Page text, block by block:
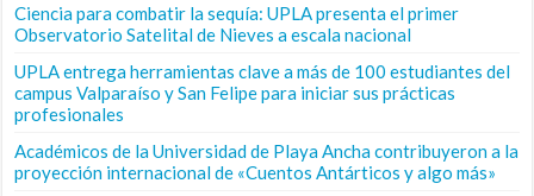
Ciencia para combatir la sequía: UPLA presenta el primer
Observatorio Satelital de Nieves a escala nacional
UPLA entrega herramientas clave a más de 100 estudiantes del
campus Valparaíso y San Felipe para iniciar sus prácticas
profesionales
Académicos de la Universidad de Playa Ancha contribuyeron a la
proyección internacional de «Cuentos Antárticos y algo más»